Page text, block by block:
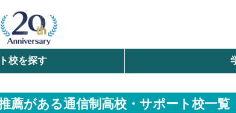
す
校を探す
薦がある通信制高校・サポート校一覧